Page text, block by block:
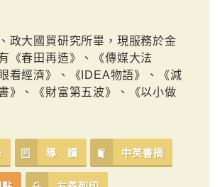
政大國貿研究所畢，現服務於金
《春田再造》、《傳媒大法
看經濟》、《IDEA物語》、《減
》、《財富第五波》、《以小做
導 讀 中英書摘